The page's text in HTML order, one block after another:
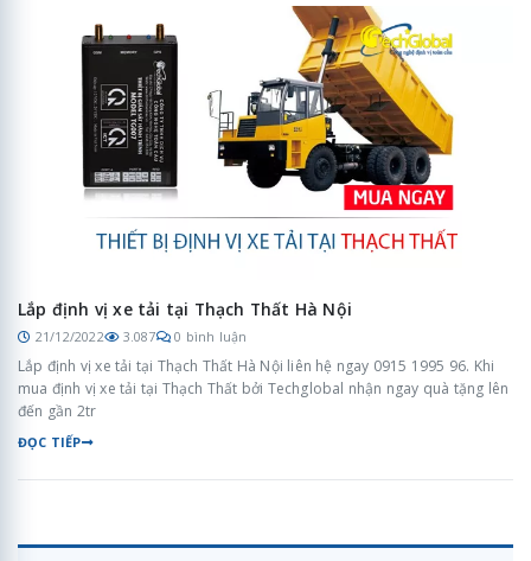
Lắp định vị xe tải tại Thạch Thất Hà Nội
21/12/2022 3.087 0 bình luận
Lắp định vị xe tải tại Thạch Thất Hà Nội liên hệ ngay 0915 1995 96. Khi
mua định vị xe tải tại Thạch Thất bởi Techglobal nhận ngay quà tặng lên
đến gần 2tr
ĐỌC TIẾP